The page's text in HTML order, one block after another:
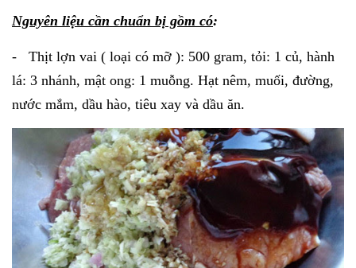
Nguyên liệu cần chuẩn bị gồm có:
- Thịt lợn vai ( loại có mỡ ): 500 gram, tỏi: 1 củ, hành
lá: 3 nhánh, mật ong: 1 muỗng. Hạt nêm, muối, đường,
nước mắm, dầu hào, tiêu xay và dầu ăn.